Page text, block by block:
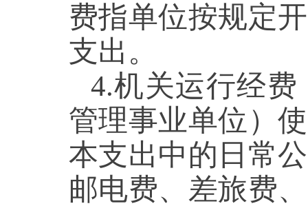
费指单位按规定
支出。
4.机关运行经
管理事业单位）
本支出中的日常
邮电费、差旅费